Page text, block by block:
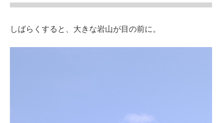
しばらくすると、大きな岩山が目の前に。